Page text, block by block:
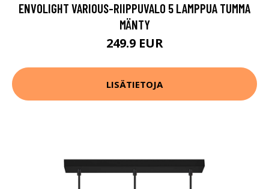
ENVOLIGHT VARIOUS-RIIPPUVALO 5 LAMPPUA TUMMA
MÄNTY
249.9 EUR
LISÄTIETOJA